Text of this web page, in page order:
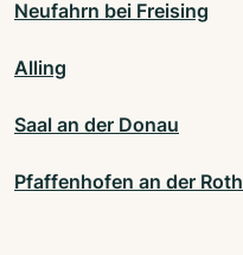
Neufahrn bei Freising
Alling
Saal an der Donau
Pfaffenhofen an der Roth